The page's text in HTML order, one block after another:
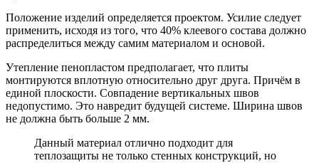
Положение изделий определяется проектом. Усилие следует
применить, исходя из того, что 40% клеевого состава должно
распределиться между самим материалом и основой.
Утепление пенопластом предполагает, что плиты
монтируются вплотную относительно друг друга. Причём в
единой плоскости. Совпадение вертикальных швов
недопустимо. Это навредит будущей системе. Ширина швов
не должна быть больше 2 мм.
Данный материал отлично подходит для
теплозащиты не только стенных конструкций, но